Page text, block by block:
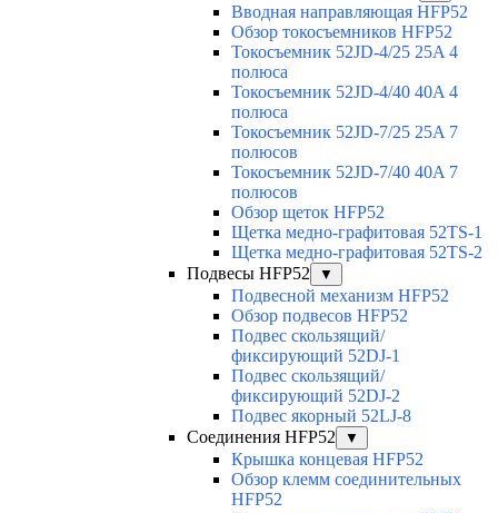
Вводная направляющая HFP52
Обзор токосъемников HFP52
Токосъемник 52JD-4/25 25A 4
полюса
Токосъемник 52JD-4/40 40A 4
полюса
Токосъемник 52JD-7/25 25A 7
полюсов
Токосъемник 52JD-7/40 40A 7
полюсов
Обзор щеток HFP52
Щетка медно-графитовая 52TS-1
Щетка медно-графитовая 52TS-2
Подвесы HFP52
▼
Подвесной механизм HFP52
Обзор подвесов HFP52
Подвес скользящий/
фиксирующий 52DJ-1
Подвес скользящий/
фиксирующий 52DJ-2
Подвес якорный 52LJ-8
Соединения HFP52
▼
Крышка концевая HFP52
Обзор клемм соединительных
HFP52